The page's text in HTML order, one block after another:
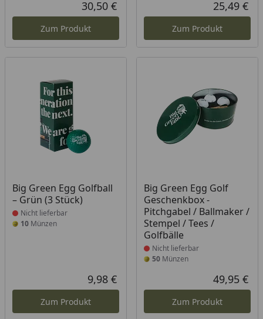
Aktueller Preis
30,50 €
Zum Produkt
25,49 €
Zum Produkt
Big Green Egg Golfball
– Grün (3 Stück)
Produkt nicht lieferbar
Nicht lieferbar
10 Münzen
Aktueller Preis
9,98 €
Zum Produkt
Big Green Egg Golf
Geschenkbox -
Pitchgabel / Ballmaker /
Stempel / Tees /
Golfbälle
Produkt nicht lieferbar
Nicht lieferbar
50Münzen
49,95 €
Zum Produkt